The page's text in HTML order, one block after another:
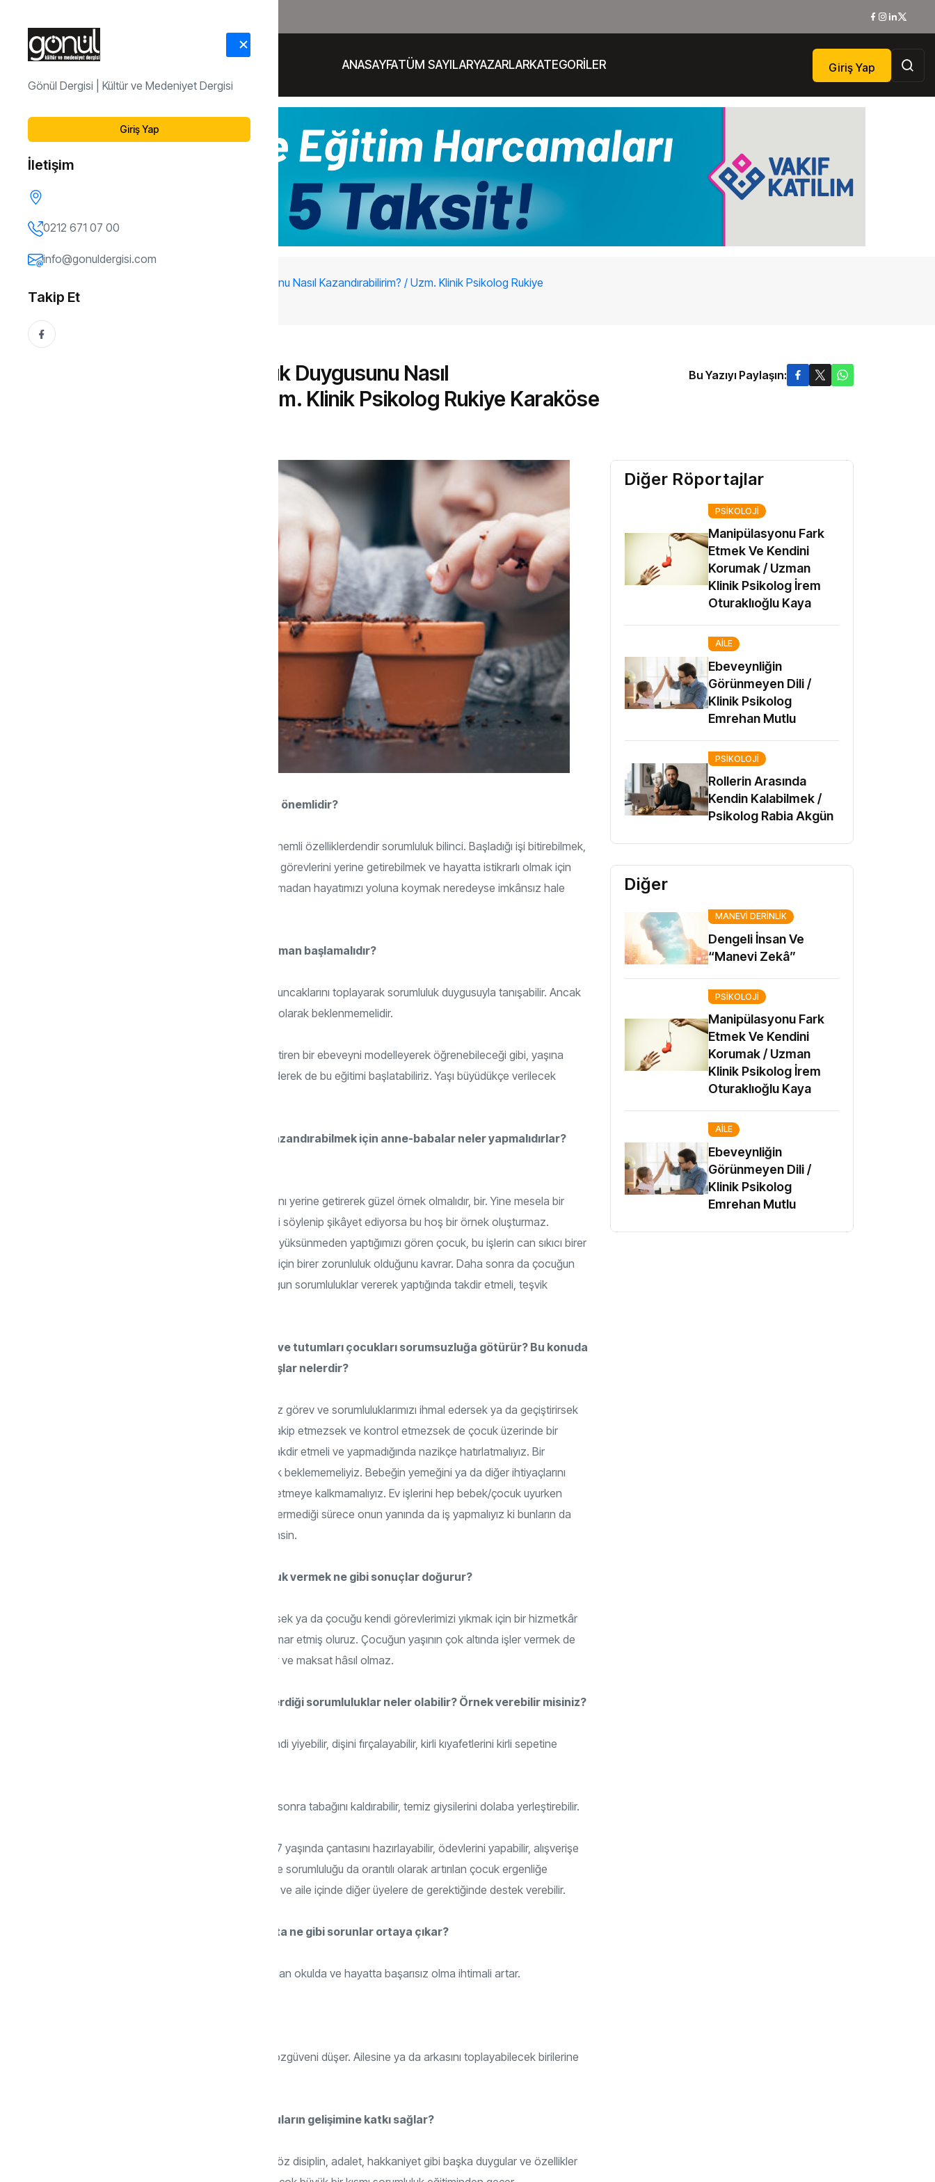
ANASAYFATÜM SAYILARYAZARLARKATEGORİLER
Giriş Yap
Gönül Dergisi | Kültür ve Medeniyet Dergisi
Giriş Yap
İletişim
0212 671 07 00
info@gonuldergisi.com
Takip Et
Çocuğuma Sorumluluk Duygusunu Nasıl Kazandırabilirim? / Uzm. Klinik Psikolog Rukiye
Çocuğuma Sorumluluk Duygusunu Nasıl
Kazandırabilirim? / Uzm. Klinik Psikolog Rukiye Karaköse
Bu Yazıyı Paylaşın:
Çocuklarda sorumluluk bilinci neden önemlidir?
Bir insana hayat boyu lazım olacak en önemli özelliklerdendir sorumluluk bilinci. Başladığı işi bitirebilmek,
sevdiklerini hayal kırıklığına uğratmamak, görevlerini yerine getirebilmek ve hayatta istikrarlı olmak için
sorumluluk bilincine ihtiyacımız var. Bu olmadan hayatımızı yoluna koymak neredeyse imkânsız hale
Çocuklarda sorumluluk eğitimi ne zaman başlamalıdır?
Bir bebek 1 yaşından itibaren dökülen oyuncaklarını toplayarak sorumluluk duygusuyla tanışabilir. Ancak
bu bir deneyimdir, çocuktan bu bir görev olarak beklenmemelidir.
Bizi görerek, sorumluluklarımızı yerine getiren bir ebeveyni modelleyerek öğrenebileceği gibi, yaşına
uygun küçük sorumluluklar verip teşvik ederek de bu eğitimi başlatabiliriz. Yaşı büyüdükçe verilecek
Çocuklara sorumluluk duygusunu kazandırabilmek için anne-babalar neler yapmalıdırlar?
Anne baba en başta kendi sorumluluklarını yerine getirerek güzel örnek olmalıdır, bir. Yine mesela bir
anne evi temizlerken ve toplarken sürekli söylenip şikâyet ediyorsa bu hoş bir örnek oluşturmaz.
Yaptığımız işleri aynı zamanda keyifle ve yüksünmeden yaptığımızı gören çocuk, bu işlerin can sıkıcı birer
angarya değil, hayatımızı kolaylaştırmak için birer zorunluluk olduğunu kavrar. Daha sonra da çocuğun
yaşına, özelliklerine ve yeteneklerine uygun sorumluluklar vererek yaptığında takdir etmeli, teşvik
Anne-babanın hangi yanlış davranış ve tutumları çocukları sorumsuzluğa götürür? Bu konuda
anne-babaların doğru bildikleri yanlışlar nelerdir?
Çocuktan sorumlu davranış beklerken biz görev ve sorumluluklarımızı ihmal edersek ya da geçiştirirsek
yanlış yapmış oluruz. Verdiğimiz görevi takip etmezsek ve kontrol etmezsek de çocuk üzerinde bir
hükmü olmaz. Takip etmeli, yaptığında takdir etmeli ve yapmadığında nazikçe hatırlatmalıyız. Bir
bebekten 18 aylık olana kadar sorumluluk beklememeliyiz. Bebeğin yemeğini ya da diğer ihtiyaçlarını
bekleterek, onu mahrum ederek terbiye etmeye kalkmamalıyız. Ev işlerini hep bebek/çocuk uyurken
yapmamalıyız. Toz ve ağır kimyasallar içermediği sürece onun yanında da iş yapmalıyız ki bunların da
hayatın doğal bir parçası olduğunu öğrensin.
Çocuklara yaşından büyük sorumluluk vermek ne gibi sonuçlar doğurur?
Çocuğa orantısız ve ağır görevler yüklersek ya da çocuğu kendi görevlerimizi yıkmak için bir hizmetkâr
gibi kullanırsak da çocuğun emeğini istismar etmiş oluruz. Çocuğun yaşının çok altında işler vermek de
onun durumu kavrayamamasına yol açar ve maksat hâsıl olmaz.
Ailelerin çocuklara yaşlarına göre verdiği sorumluluklar neler olabilir? Örnek verebilir misiniz?
Çocuklar, 2-4 yaş arasında yemeğini kendi yiyebilir, dişini fırçalayabilir, kirli kıyafetlerini kirli sepetine
5 yaşında saçlarını tarayabilir, yemekten sonra tabağını kaldırabilir, temiz giysilerini dolaba yerleştirebilir.
6 yaşında tek başına giyinip soyunabilir. 7 yaşında çantasını hazırlayabilir, ödevlerini yapabilir, alışverişe
yardım edebilir. Bu şekilde yaşı büyüdükçe sorumluluğu da orantılı olarak artırılan çocuk ergenliğe
geldiğinde pek çok işini kendi halledebilir ve aile içinde diğer üyelere de gerektiğinde destek verebilir.
Sorumluluk bilinci gelişmemiş çocukta ne gibi sorunlar ortaya çıkar?
Öz disiplin ve otokontrol zayıf olacağından okulda ve hayatta başarısız olma ihtimali artar.
Başladığı işte sebat edemeyeceğinden özgüveni düşer. Ailesine ya da arkasını toplayabilecek birilerine
Sorumluluk bilinci başka hangi duyguların gelişimine katkı sağlar?
Sorumluluk bilinci gelişen çocukta irade, öz disiplin, adalet, hakkaniyet gibi başka duygular ve özellikler
Diğer Röportajlar
PSIKOLOJI
Manipülasyonu Fark
Etmek Ve Kendini
Korumak / Uzman
Klinik Psikolog İrem
Oturaklıoğlu Kaya
AILE
Ebeveynliğin
Görünmeyen Dili /
Klinik Psikolog
Emrehan Mutlu
PSIKOLOJI
Rollerin Arasında
Kendin Kalabilmek /
Psikolog Rabia Akgün
Diğer
MANEVI DERINLIK
Dengeli İnsan Ve
“Manevi Zekâ”
PSIKOLOJI
Manipülasyonu Fark
Etmek Ve Kendini
Korumak / Uzman
Klinik Psikolog İrem
Oturaklıoğlu Kaya
AILE
Ebeveynliğin
Görünmeyen Dili /
Klinik Psikolog
Emrehan Mutlu